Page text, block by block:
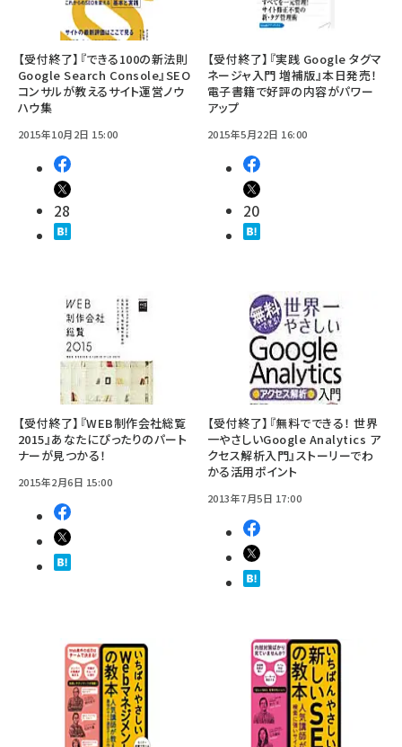
【受付終了】『できる100の新法則
Google Search Console』SEO
コンサルが教えるサイト運営ノウ
ハウ集
2015年10月2日 15:00
28
【受付終了】『実践 Google タグマ
ネージャ入門 増補版』本日発売！
電子書籍で好評の内容がパワー
アップ
2015年5月22日 16:00
20
【受付終了】『WEB制作会社総覧
2015』あなたにぴったりのパート
ナーが見つかる！
2015年2月6日 15:00
【受付終了】『無料でできる！ 世界
一やさしいGoogle Analytics ア
クセス解析入門』ストーリーでわ
かる活用ポイント
2013年7月5日 17:00